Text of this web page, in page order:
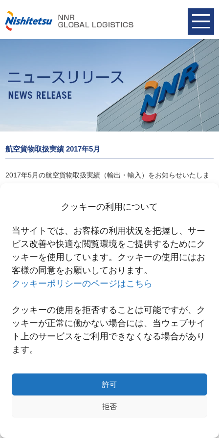
クッキーの利用について
当サイトでは、お客様の利用状況を把握し、サー
ビス改善や快適な閲覧環境をご提供するためにク
ッキーを使用しています。クッキーの使用にはお
客様の同意をお願いしております。
クッキーポリシーのページはこちら
クッキーの使用を拒否することは可能ですが、ク
ッキーが正常に働かない場合には、当ウェブサイ
ト上のサービスをご利用できなくなる場合があり
ます。
許可
拒否
航空貨物取扱実績 2017年5月
2017年5月の航空貨物取扱実績（輸出・輸入）をお知らせいたしま
一覧へ
Copyright© NNR GLOBAL LOGISTICS A Div.of Nishi-Nippon Railroad Co.,Ltd.